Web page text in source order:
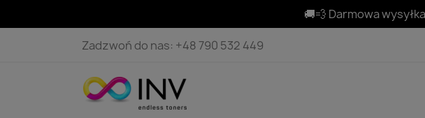
🚚💨 Darmowa
Zadzwoń do nas: +48 790 532 449